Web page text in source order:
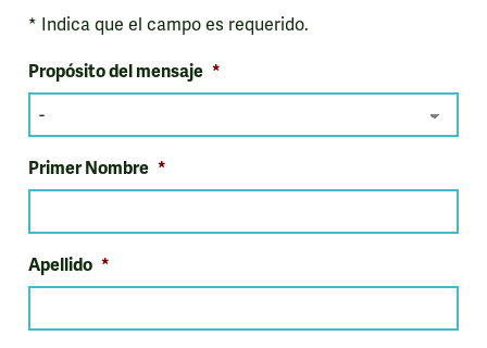
* Indica que el campo es requerido.
Propósito del mensaje *
Primer Nombre *
Apellido *